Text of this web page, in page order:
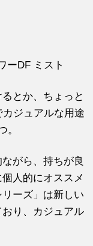
ーDF ミスト
とか、ちょっと
ジュアルな用途
。
がら、持ちが良
人的にオススメ
ーズ」は新しい
り、カジュアル